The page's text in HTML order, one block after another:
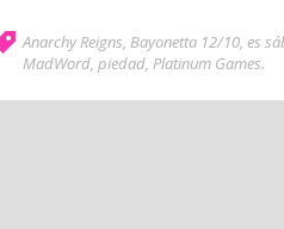
Anarchy Reigns, Bayonetta 12/10, es
MadWord, piedad, Platinum Games.